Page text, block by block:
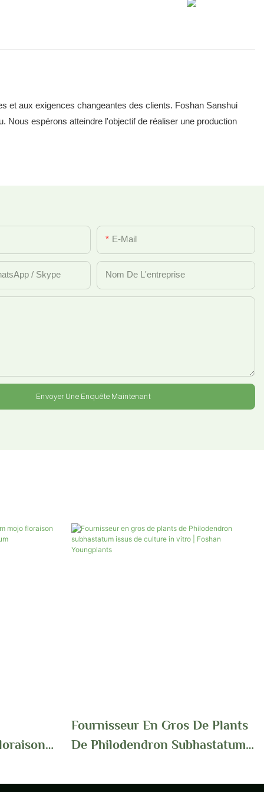
et aux exigences changeantes des clients. Foshan Sanshui
Nous espérons atteindre l'objectif de réaliser une production
E-Mail
/ Skype Nom De L'entreprise
Envoyer Une Enquête Maintenant
Fournisseur En Gros De Plants
De Philodendron Subhastatum
Foshan Youngplants